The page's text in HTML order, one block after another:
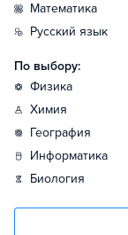
математика
русский язык
По выбору:
физика
химия
география
информатика
биология